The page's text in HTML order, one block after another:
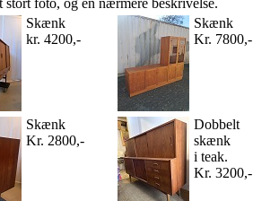
foto, og en nærmere beskrivelse.
Skænk
kr. 4200,-
Skænk
Kr. 7800,-
Skænk
Kr. 2800,-
Dobbelt
skænk
i teak.
Kr. 3200,-